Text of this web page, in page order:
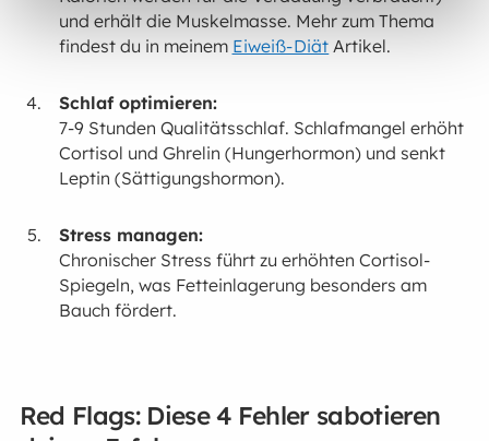
und erhält die Muskelmasse. Mehr zum Thema
findest du in meinem Eiweiß-Diät Artikel.
Schlaf optimieren:
7-9 Stunden Qualitätsschlaf. Schlafmangel erhöht
Cortisol und Ghrelin (Hungerhormon) und senkt
Leptin (Sättigungshormon).
Stress managen:
Chronischer Stress führt zu erhöhten Cortisol-
Spiegeln, was Fetteinlagerung besonders am
Bauch fördert.
Red Flags: Diese 4 Fehler sabotieren